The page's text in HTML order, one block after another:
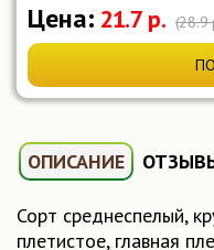
Цена: 21.7 р. (28.9
ОПИСАНИЕ
Сорт среднеспелый,
плетистое, главная